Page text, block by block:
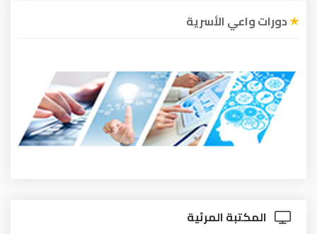
دورات واعي الأسرية
المكتبة المرئية